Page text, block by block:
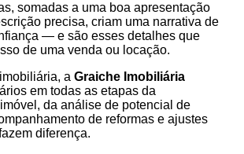
somadas a uma boa apresentação
precisa, criam uma narrativa de
— e são esses detalhes que
de uma venda ou locação.
a Graiche Imobiliária
em todas as etapas da
da análise de potencial de
de reformas e ajustes
diferença.